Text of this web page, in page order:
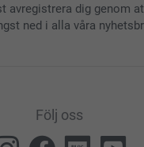
avregistrera dig genom
ned i alla våra
Följ oss